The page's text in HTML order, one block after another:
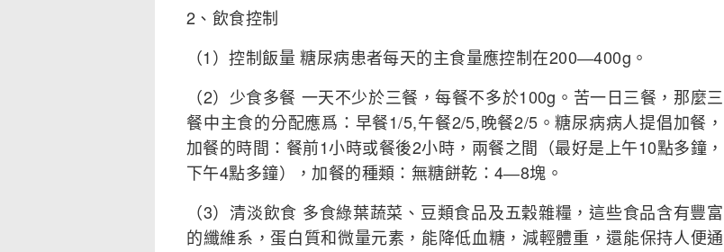
2、飲食控制
（1）控制飯量 糖尿病患者每天的主食量應控制在200―400g。
（2）少食多餐 一天不少於三餐，每餐不多於100g。苦一日三餐，那麼三
餐中主食的分配應爲：早餐1/5,午餐2/5,晚餐2/5。糖尿病病人提倡加餐，
加餐的時間：餐前1小時或餐後2小時，兩餐之間（最好是上午10點多鐘，
下午4點多鐘），加餐的種類：無糖餅乾：4―8塊。
（3）清淡飲食 多食綠葉蔬菜、豆類食品及五穀雜糧，這些食品含有豐富
的纖維系，蛋白質和微量元素，能降低血糖，減輕體重，還能保持人便通